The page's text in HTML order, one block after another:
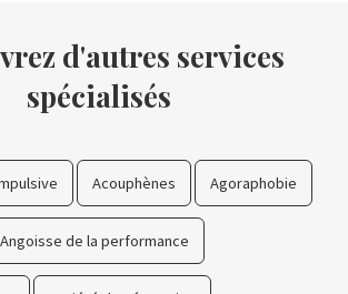
d'autres services
spécialisés
Acouphènes Agoraphobie
Angoisse de la performance